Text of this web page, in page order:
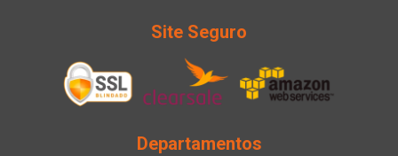
Site Seguro
Departamentos